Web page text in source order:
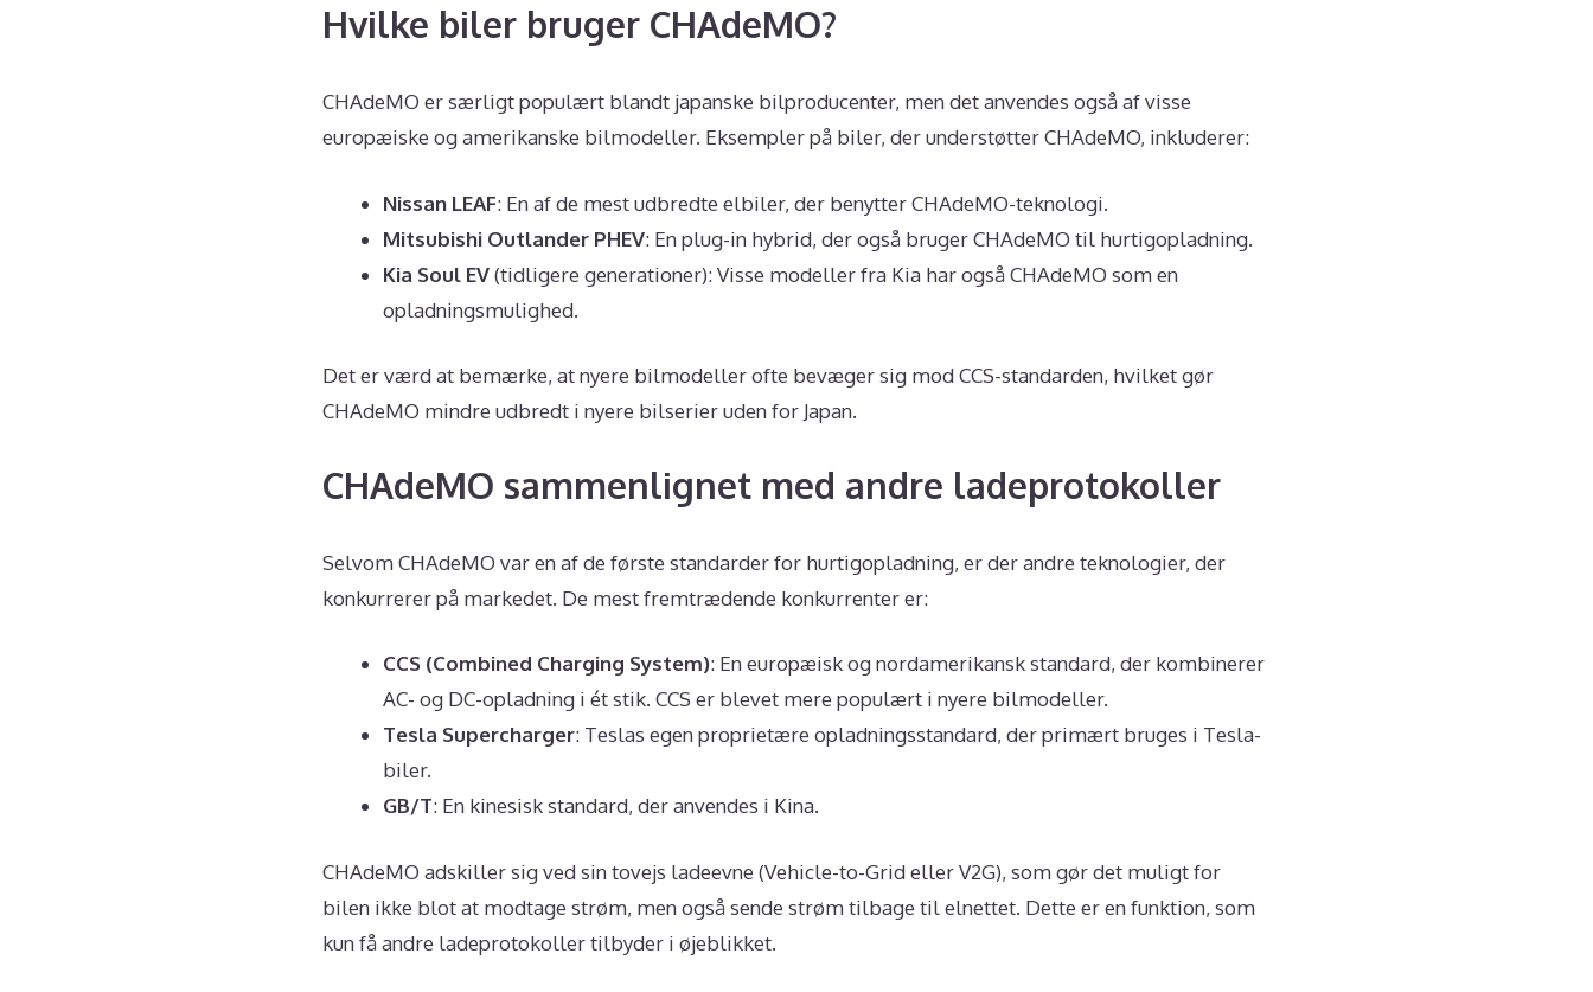
Hvilke biler bruger CHAdeMO?
CHAdeMO er særligt populært blandt japanske bilproducenter, men det anvendes også af visse
europæiske og amerikanske bilmodeller. Eksempler på biler, der understøtter CHAdeMO, inkluderer:
Nissan LEAF: En af de mest udbredte elbiler, der benytter CHAdeMO-teknologi.
Mitsubishi Outlander PHEV: En plug-in hybrid, der også bruger CHAdeMO til hurtigopladning.
Kia Soul EV(tidligere generationer): Visse modeller fra Kia har også CHAdeMO som en
opladningsmulighed.
Det er værd at bemærke, at nyere bilmodeller ofte bevæger sig mod CCS-standarden, hvilket gør
CHAdeMO mindre udbredt i nyere bilserier uden for Japan.
CHAdeMO sammenlignet med andre ladeprotokoller
Selvom CHAdeMO var en af de første standarder for hurtigopladning, er der andre teknologier, der
konkurrerer på markedet. De mest fremtrædende konkurrenter er:
CCS (Combined Charging System): En europæisk og nordamerikansk standard, der kombinerer
AC- og DC-opladning i ét stik. CCS er blevet mere populært i nyere bilmodeller.
Tesla Supercharger: Teslas egen proprietære opladningsstandard, der primært bruges i Tesla-
biler.
GB/T: En kinesisk standard, der anvendes i Kina.
CHAdeMO adskiller sig ved sin tovejs ladeevne (Vehicle-to-Grid eller V2G), som gør det muligt for
bilen ikke blot at modtage strøm, men også sende strøm tilbage til elnettet. Dette er en funktion, som
kun få andre ladeprotokoller tilbyder i øjeblikket.